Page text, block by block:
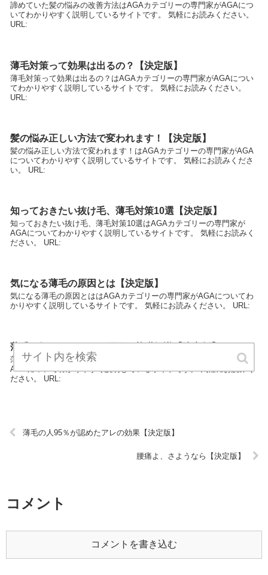
諦めていた髪の悩みの改善方法はAGAカテゴリーの専門家がAGAにつ
いてわかりやすく説明しているサイトです。 気軽にお読みください。
URL:
薄毛対策って効果は出るの？【決定版】
薄毛対策って効果は出るの？はAGAカテゴリーの専門家がAGAについ
てわかりやすく説明しているサイトです。 気軽にお読みください。
URL:
髪の悩み正しい方法で変われます！【決定版】
髪の悩み正しい方法で変われます！はAGAカテゴリーの専門家がAGA
についてわかりやすく説明しているサイトです。 気軽にお読みくださ
い。 URL:
知っておきたい抜け毛、薄毛対策10選【決定版】
知っておきたい抜け毛、薄毛対策10選はAGAカテゴリーの専門家が
AGAについてわかりやすく説明しているサイトです。 気軽にお読みく
ださい。 URL:
気になる薄毛の原因とは【決定版】
気になる薄毛の原因とははAGAカテゴリーの専門家がAGAについてわ
かりやすく説明しているサイトです。 気軽にお読みください。 URL:
薄毛の知っておきたい原因と基礎知識【決定版】
薄毛の知っておきたい原因と基礎知識はAGAカテゴリーの専門家が
AGAについてわかりやすく説明しているサイトです。 気軽にお読みく
ださい。 URL:
薄毛の人95％が認めたアレの効果【決定版】
腰痛よ、さようなら【決定版】
コメント
コメントを書き込む